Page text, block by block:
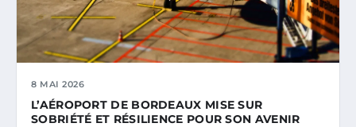
8 MAI 2026
L’AÉROPORT DE BORDEAUX MISE SUR
SOBRIÉTÉ ET RÉSILIENCE POUR SON AVENIR